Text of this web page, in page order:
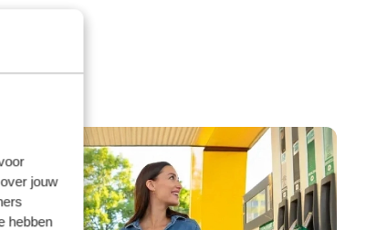
jouw
hebben